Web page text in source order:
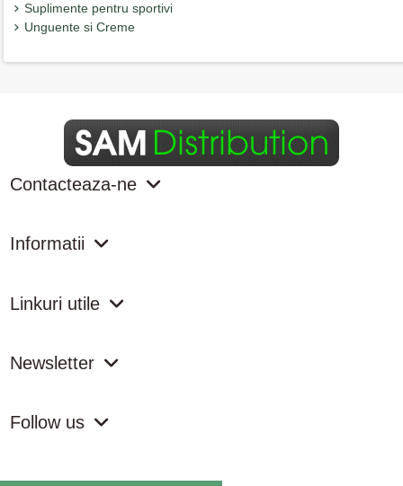
Suplimente pentru sportivi
Unguente si Creme
Contacteaza-ne
Informatii
Linkuri utile
Newsletter
Follow us